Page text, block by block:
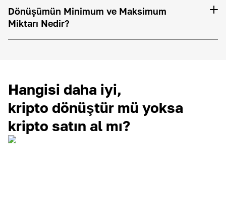
Dönüşümün Minimum ve Maksimum
Miktarı Nedir?
Hangisi daha iyi,
kripto dönüştür mü yoksa
kripto satın al mı?